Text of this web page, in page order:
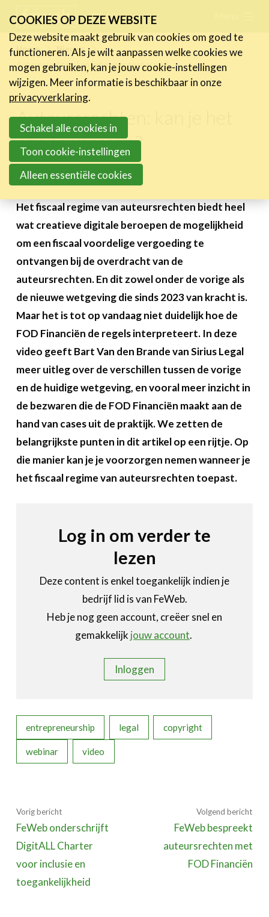
links
Jump
to
navigation
to
main
content
FR NL
Home
Nieuws
Auteursrechten: kan je het nog toepassen?
Auteursrechten: kan je het
nog toepassen?
10 januari 2024
Het fiscaal regime van auteursrechten biedt heel
wat creatieve digitale beroepen de mogelijkheid
om een fiscaal voordelige vergoeding te
ontvangen bij de overdracht van de
auteursrechten. En dit zowel onder de vorige als
de nieuwe wetgeving die sinds 2023 van kracht is.
Maar het is tot op vandaag niet duidelijk hoe de
FOD Financiën de regels interpreteert. In deze
video geeft Bart Van den Brande van Sirius Legal
meer uitleg over de verschillen tussen de vorige
en de huidige wetgeving, en vooral meer inzicht in
de bezwaren die de FOD Financiën maakt aan de
hand van cases uit de praktijk. We zetten de
belangrijkste punten in dit artikel op een rijtje. Op
die manier kan je je voorzorgen nemen wanneer je
het fiscaal regime van auteursrechten toepast.
Log in om verder te
lezen
Deze content is enkel toegankelijk indien je
bedrijf lid is van FeWeb.
Heb je nog geen account, creëer snel en
gemakkelijk jouw account.
Inloggen
entrepreneurship legal copyright
webinar video
Vorig bericht
FeWeb onderschrijft
DigitALL Charter
voor inclusie en
toegankelijkheid
Volgend bericht
FeWeb bespreekt
auteursrechten met
FOD Financiën
Nieuws
Nieuwsberichten
FeWeb Videos
Jobs in de sector
Activiteiten
Cases
Expertise
Toolbox
Over FeWeb
Lid worden Account
Zoeken
COOKIES OP DEZE WEBSITE
Deze website maakt gebruik van cookies om goed te
functioneren. Als je wilt aanpassen welke cookies we
mogen gebruiken, kan je jouw cookie-instellingen
wijzigen. Meer informatie is beschikbaar in onze
privacyverklaring.
Schakel alle cookies in
Toon cookie-instellingen
Alleen essentiële cookies